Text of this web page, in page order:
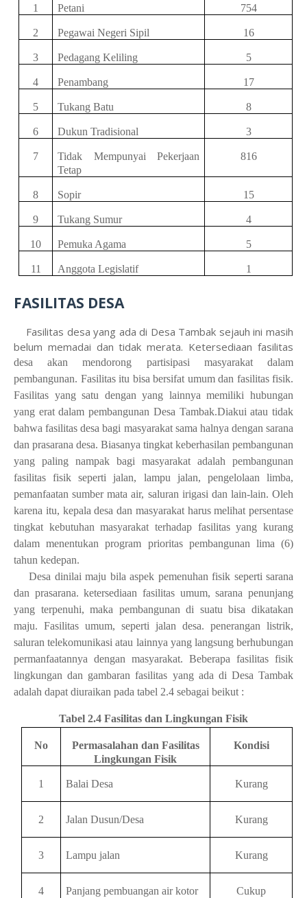
1 Petani 754
2 Pegawai Negeri Sipil 16
3 Pedagang Keliling 5
4 Penambang 17
5 Tukang Batu 8
6 Dukun Tradisional 3
7
Tidak Mempunyai Pekerjaan
Tetap
816
8 Sopir 15
9 Tukang Sumur 4
10 Pemuka Agama 5
11 Anggota Legislatif 1
FASILITAS DESA
Fasilitas desa yang ada di Desa Tambak sejauh ini masih
belum memadai dan tidak merata. Ketersediaan fasilitas
desaakan mendorong partisipasi masyarakat dalam
pembangunan. Fasilitas itu bisa bersifat umum dan fasilitas fisik.
Fasilitas yang satu dengan yang lainnya memiliki hubungan
yang erat dalam pembangunan Desa Tambak.Diakui atau tidak
bahwa fasilitas desa bagi masyarakat sama halnya dengan sarana
dan prasarana desa. Biasanya tingkat keberhasilan pembangunan
yang paling nampak bagi masyarakat adalah pembangunan
fasilitas fisik seperti jalan, lampu jalan, pengelolaan limba,
pemanfaatan sumber mata air, saluran irigasi dan lain-lain. Oleh
karena itu, kepala desa dan masyarakat harus melihat persentase
tingkat kebutuhan masyarakat terhadap fasilitas yang kurang
dalam menentukan program prioritas pembangunan lima (6)
tahun kedepan.
Desa dinilai maju bila aspek pemenuhan fisik seperti sarana
dan prasarana. ketersediaan fasilitas umum, sarana penunjang
yang terpenuhi, maka pembangunan di suatu bisa dikatakan
maju. Fasilitas umum, seperti jalan desa. penerangan listrik,
saluran telekomunikasi atau lainnya yang langsung berhubungan
permanfaatannya dengan masyarakat. Beberapa fasilitas fisik
lingkungan dan gambaran fasilitas yang ada di Desa Tambak
adalah dapat diuraikan pada tabel 2.4 sebagai beikut :
Tabel 2.4 Fasilitas dan Lingkungan Fisik
No
Permasalahan dan Fasilitas
Lingkungan Fisik
Kondisi
1 Balai Desa Kurang
2 Jalan Dusun/Desa Kurang
3 Lampu jalan Kurang
4 Panjang pembuangan air kotor Cukup